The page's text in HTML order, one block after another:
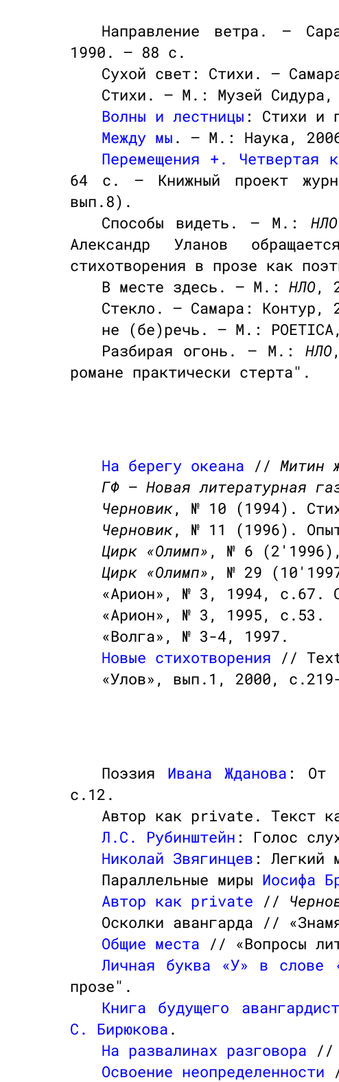
Направление ветра. —
1990. — 88 с.
Сухой свет: Стихи. —
Стихи. — М.: Музей
Волны и лестницы : Стихи и
Mежду мы . — М.: Наука,
Перемещения +. Четвертая
64 с. — Книжный проект
вып.8).
Способы видеть. — М.: НЛО
Александр Уланов
стихотворения в прозе как
В месте здесь. — М.: НЛО,
Стекло. — Самара: Контур,
не (бе)речь. — М.:
Разбирая огонь. — М.: НЛО
романе практически стерта".
На берегу океана // Митин
ГФ — Новая литературная
Черновик, № 10 (1994).
Черновик, № 11 (1996).
Цирк «Олимп» , № 6
Цирк «Олимп» , № 29
«Арион», № 3, 1994, с.67.
«Арион», № 3, 1995, с.53.
«Волга», № 3-4, 1997.
Новые стихотворения //
«Улов», вып.1, 2000,
Поэзия Ивана Жданова : От
с.12.
Автор как private. Текст
Л.С. Рубинштейн : Голос
Николай Звягинцев : Легкий
Параллельные миры Иосифа
Автор как private //
Осколки авангарда //
Общие места // «Вопросы
Личная буква «У» в слове
прозе".
Книга будущего
С. Бирюкова .
На развалинах разговора //
Освоение неопределенности